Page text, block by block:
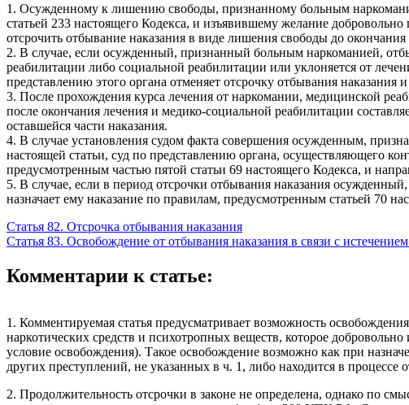
1. Осужденному к лишению свободы, признанному больным
статьей 233 настоящего Кодекса, и изъявившему желание
отсрочить отбывание наказания в виде лишения свободы до
2. В случае, если осужденный, признанный больным наркоманией,
реабилитации либо социальной реабилитации или уклоняется от
представлению этого органа отменяет отсрочку отбывания наказания
3. После прохождения курса лечения от наркомании, медицинской
после окончания лечения и медико-социальной реабилитации
оставшейся части наказания.
4. В случае установления судом факта совершения осужденным,
настоящей статьи, суд по представлению органа, осуществляющего
предусмотренным частью пятой статьи 69 настоящего Кодекса, и
5. В случае, если в период отсрочки отбывания наказания
назначает ему наказание по правилам, предусмотренным статьей 70
Статья 82. Отсрочка отбывания наказания
Статья 83. Освобождение от отбывания наказания в связи с
Комментарии к статье:
1. Комментируемая статья предусматривает возможность
наркотических средств и психотропных веществ, которое
условие освобождения). Такое освобождение возможно как при
других преступлений, не указанных в ч. 1, либо находится в
2. Продолжительность отсрочки в законе не определена, однако по